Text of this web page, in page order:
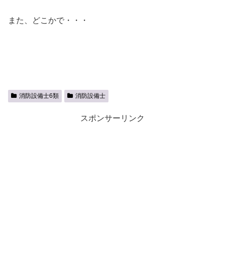
また、どこかで・・・
消防設備士6類 消防設備士
スポンサーリンク